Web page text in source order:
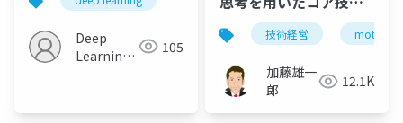
Deep
Learning
105
戦略の実践
技術経営 mot
加藤雄一
郎
12.1K